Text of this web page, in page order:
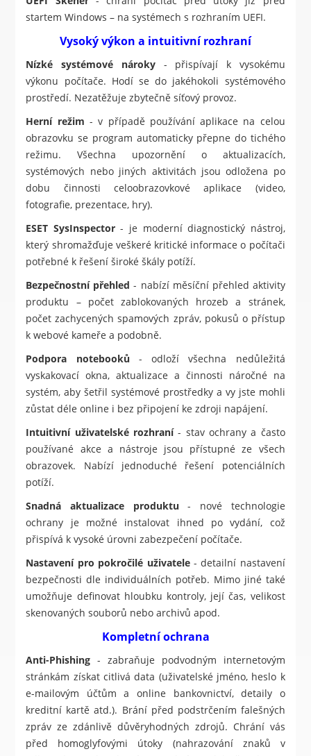
startem Windows – na systémech s rozhraním UEFI.
Vysoký výkon a intuitivní rozhraní
Nízké systémové nároky- přispívají k vysokému
výkonu počítače. Hodí se do jakéhokoli systémového
prostředí. Nezatěžuje zbytečně síťový provoz.
Herní režim - v případě používání aplikace na celou
obrazovku se program automaticky přepne do tichého
režimu. Všechna upozornění o aktualizacích,
systémových nebo jiných aktivitách jsou odložena po
dobu činnosti celoobrazovkové aplikace (video,
fotografie, prezentace, hry).
ESET SysInspector- je moderní diagnostický nástroj,
který shromažďuje veškeré kritické informace o počítači
potřebné k řešení široké škály potíží.
Bezpečnostní přehled - nabízí měsíční přehled aktivity
produktu – počet zablokovaných hrozeb a stránek,
počet zachycených spamových zpráv, pokusů o přístup
k webové kameře a podobně.
Podpora notebooků - odloží všechna nedůležitá
vyskakovací okna, aktualizace a činnosti náročné na
systém, aby šetřil systémové prostředky a vy jste mohli
zůstat déle online i bez připojení ke zdroji napájení.
Intuitivní uživatelské rozhraní- stav ochrany a často
používané akce a nástroje jsou přístupné ze všech
obrazovek. Nabízí jednoduché řešení potenciálních
potíží.
Snadná aktualizace produktu - nové technologie
ochrany je možné instalovat ihned po vydání, což
přispívá k vysoké úrovni zabezpečení počítače.
Nastavení pro pokročilé uživatele- detailní nastavení
bezpečnosti dle individuálních potřeb. Mimo jiné také
umožňuje definovat hloubku kontroly, její čas, velikost
skenovaných souborů nebo archivů apod.
Kompletní ochrana
Anti-Phishing - zabraňuje podvodným internetovým
stránkám získat citlivá data (uživatelské jméno, heslo k
e-mailovým účtům a online bankovnictví, detaily o
kreditní kartě atd.). Brání před podstrčením falešných
zpráv ze zdánlivě důvěryhodných zdrojů. Chrání vás
před homoglyfovými útoky (nahrazování znaků v